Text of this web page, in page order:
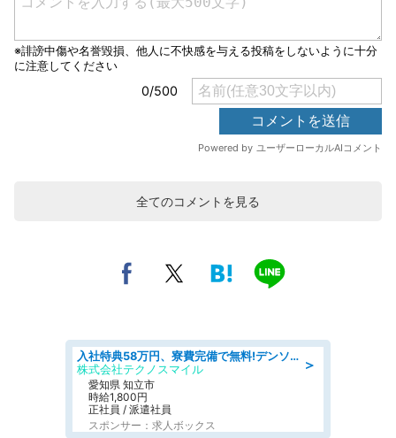
全てのコメントを見る
＞
入社特典58万円、寮費完備で無料!デンソーで働こう!自動車工場で小型部品の検査業務 denso aichi
株式会社テクノスマイル
愛知県 知立市
時給1,800円
正社員 / 派遣社員
スポンサー：求人ボックス